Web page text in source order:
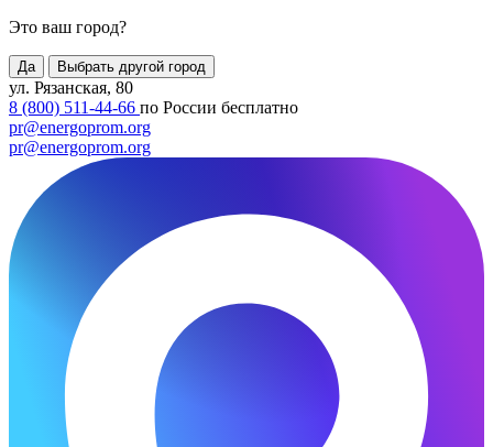
Это ваш город?
Да Выбрать другой город
ул. Рязанская, 80
8 (800) 511-44-66 по России бесплатно
pr@energoprom.org
pr@energoprom.org